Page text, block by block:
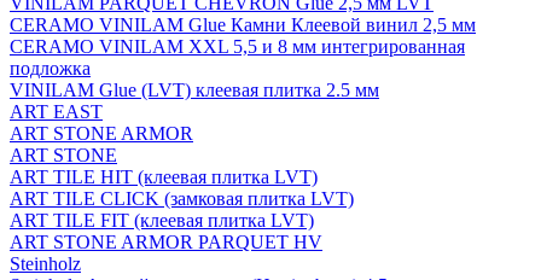
CERAMO VINILAM Glue Камни Клеевой винил 2,5 мм
CERAMO VINILAM XXL 5,5 и 8 мм интегрированная
подложка
VINILAM Glue (LVT) клеевая плитка 2.5 мм
ART EAST
ART STONE ARMOR
ART STONE
ART TILE HIT (клеевая плитка LVT)
ART TILE CLICK (замковая плитка LVT)
ART TILE FIT (клеевая плитка LVT)
ART STONE ARMOR PARQUET HV
Steinholz